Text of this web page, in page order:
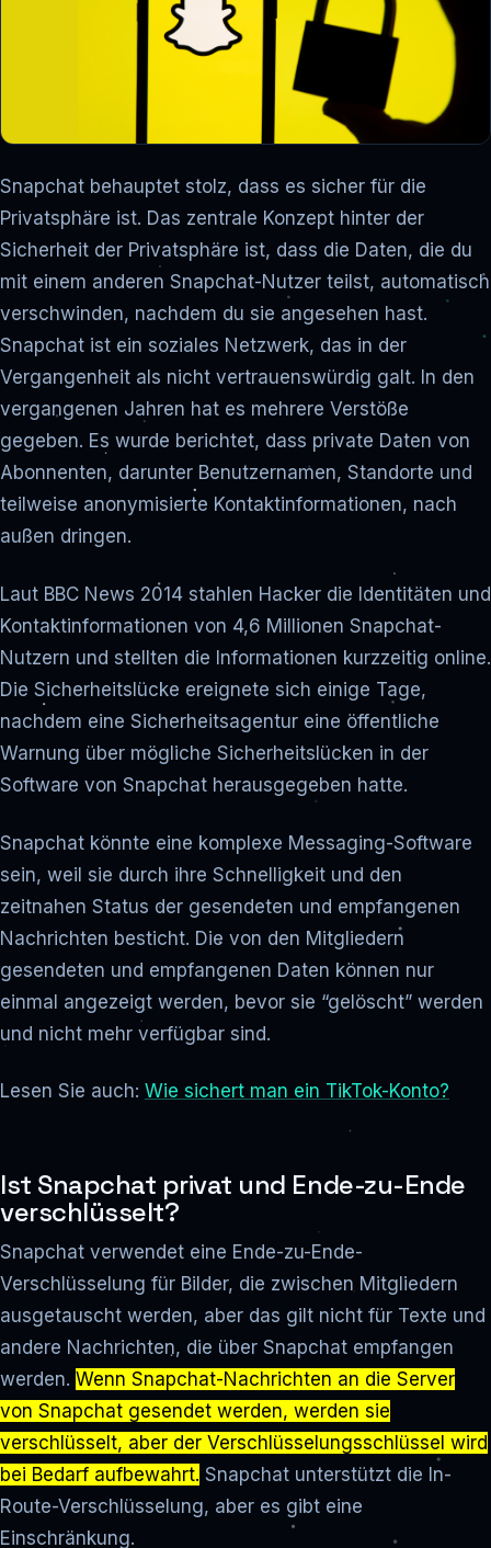
Snapchat behauptet stolz, dass es sicher für die
Privatsphäre ist. Das zentrale Konzept hinter der
Sicherheit der Privatsphäre ist, dass die Daten, die du
mit einem anderen Snapchat-Nutzer teilst, automatisch
verschwinden, nachdem du sie angesehen hast.
Snapchat ist ein soziales Netzwerk, das in der
Vergangenheit als nicht vertrauenswürdig galt. In den
vergangenen Jahren hat es mehrere Verstöße
gegeben. Es wurde berichtet, dass private Daten von
Abonnenten, darunter Benutzernamen, Standorte und
teilweise anonymisierte Kontaktinformationen, nach
außen dringen.
Laut BBC News 2014 stahlen Hacker die Identitäten und
Kontaktinformationen von 4,6 Millionen Snapchat-
Nutzern und stellten die Informationen kurzzeitig online.
Die Sicherheitslücke ereignete sich einige Tage,
nachdem eine Sicherheitsagentur eine öffentliche
Warnung über mögliche Sicherheitslücken in der
Software von Snapchat herausgegeben hatte.
Snapchat könnte eine komplexe Messaging-Software
sein, weil sie durch ihre Schnelligkeit und den
zeitnahen Status der gesendeten und empfangenen
Nachrichten besticht. Die von den Mitgliedern
gesendeten und empfangenen Daten können nur
einmal angezeigt werden, bevor sie “gelöscht” werden
und nicht mehr verfügbar sind.
Lesen Sie auch: Wie sichert man ein TikTok-Konto?
Ist Snapchat privat und Ende-zu-Ende
verschlüsselt?
Snapchat verwendet eine Ende-zu-Ende-
Verschlüsselung für Bilder, die zwischen Mitgliedern
ausgetauscht werden, aber das gilt nicht für Texte und
andere Nachrichten, die über Snapchat empfangen
werden. Wenn Snapchat-Nachrichten an die Server
von Snapchat gesendet werden, werden sie
verschlüsselt, aber der Verschlüsselungsschlüssel wird
bei Bedarf aufbewahrt. Snapchat unterstützt die In-
Route-Verschlüsselung, aber es gibt eine
Einschränkung.